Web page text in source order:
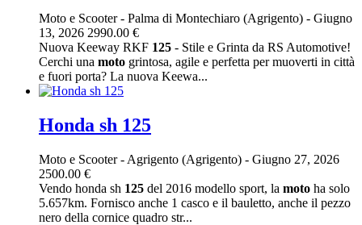
Moto e Scooter- Palma di Montechiaro (Agrigento) - Giugno
13, 2026 2990.00 €
Nuova Keeway RKF 125 - Stile e Grinta da RS Automotive!
Cerchi una moto grintosa, agile e perfetta per muoverti in città
e fuori porta? La nuova Keewa...
Honda sh 125
Moto e Scooter- Agrigento (Agrigento) - Giugno 27, 2026
2500.00 €
Vendo honda sh 125 del 2016 modello sport, la moto ha solo
5.657km. Fornisco anche 1 casco e il bauletto, anche il pezzo
nero della cornice quadro str...